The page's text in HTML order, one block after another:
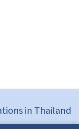
in Thailand